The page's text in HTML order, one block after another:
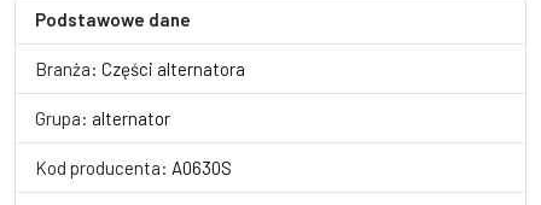
Podstawowe dane
Branża: Części alternatora
Grupa: alternator
Kod producenta: A0630S